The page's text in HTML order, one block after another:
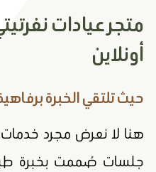
خصومات هائلة على ليزر ازالة الشعر وخدمات
متجر عيادات
أونلاين
حيث تلتقي الخبرة
هنا لا نعرض مجرد